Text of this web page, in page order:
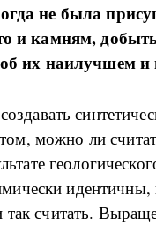
не была
и камням,
их наилучшем
можно ли
считать.